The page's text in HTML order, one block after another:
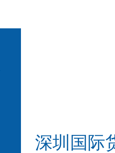
深圳国际